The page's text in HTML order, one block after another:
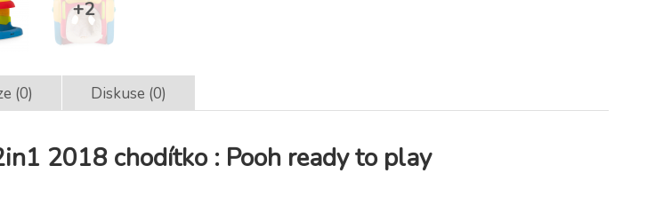
(0) Diskuse (0)
2018 chodítko : Pooh ready to play